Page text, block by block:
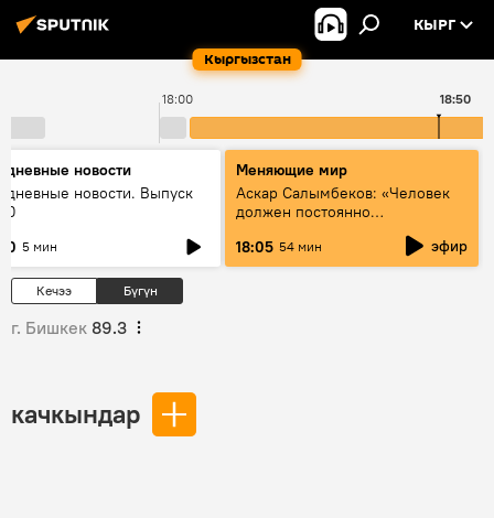
Кыргызстан
КЫРГ
18:00 18:50
новости
новости. Выпуск
5 мин
Меняющие мир
Аскар Салымбеков: «Человек
должен постоянно
18:05 54 мин эфир
Кечээ Бүгүн
г. Бишкек 89.3
качкындар